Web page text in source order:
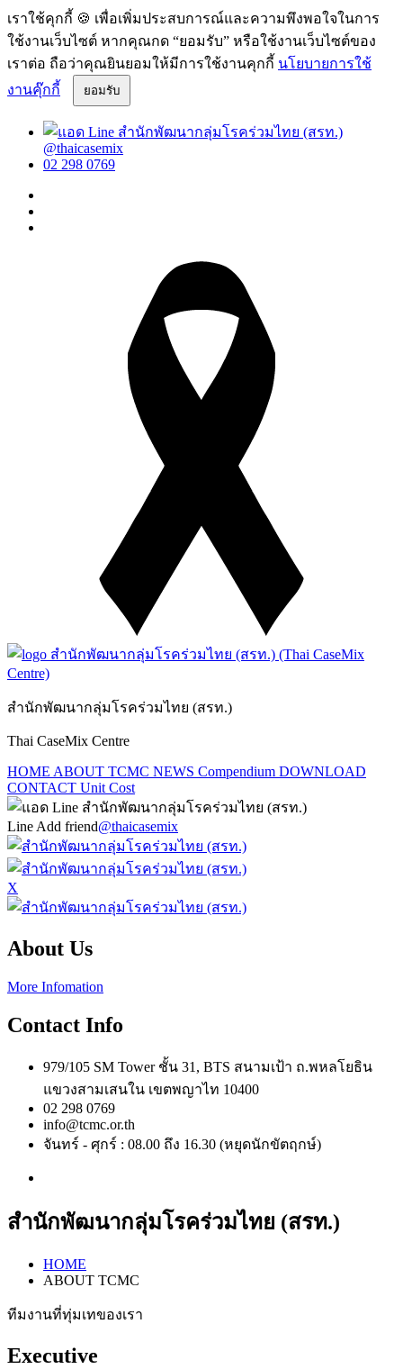
เราใช้คุกกี้ 🍪 เพื่อเพิ่มประสบการณ์และความพึงพอใจในการ
ใช้งานเว็บไซต์ หากคุณกด “ยอมรับ” หรือใช้งานเว็บไซต์ของ
เราต่อ ถือว่าคุณยินยอมให้มีการใช้งานคุกกี้ นโยบายการใช้
งานคุ๊กกี้
ยอมรับ
@thaicasemix
02 298 0769
สำนักพัฒนากลุ่มโรคร่วมไทย (สรท.)
Thai CaseMix Centre
HOME ABOUT TCMC NEWS Compendium DOWNLOAD
CONTACT Unit Cost
Line Add friend@thaicasemix
X
About Us
More Infomation
Contact Info
979/105 SM Tower ชั้น 31, BTS สนามเป้า ถ.พหลโยธิน
แขวงสามเสนใน เขตพญาไท 10400
02 298 0769
info@tcmc.or.th
จันทร์ - ศุกร์ : 08.00 ถึง 16.30 (หยุดนักขัตฤกษ์)
สำนักพัฒนากลุ่มโรคร่วมไทย (สรท.)
HOME
ABOUT TCMC
ทีมงานที่ทุ่มเทของเรา
Executive